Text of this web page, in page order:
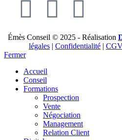
Émès Conseil © 2025 - Réalisation
légales | Confidentialité |
Fermer
Accueil
Conseil
Formations
Prospection
Vente
Négociation
Management
Relation Client